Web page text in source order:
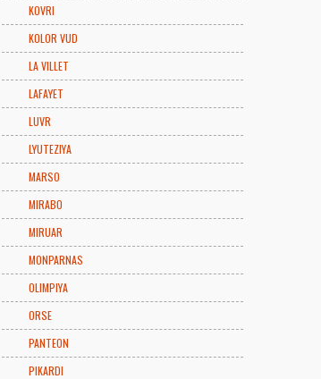
KOVRI
KOLOR VUD
LA VILLET
LAFAYET
LUVR
LYUTEZIYA
MARSO
MIRABO
MIRUAR
MONPARNAS
OLIMPIYA
ORSE
PANTEON
PIKARDI